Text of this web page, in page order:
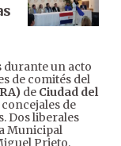
durante un acto
de comités del
de Ciudad del
de
Dos liberales
Municipal
Prieto.